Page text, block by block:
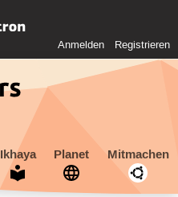
Anmelden Registrieren
Ikhaya Planet Mitmachen